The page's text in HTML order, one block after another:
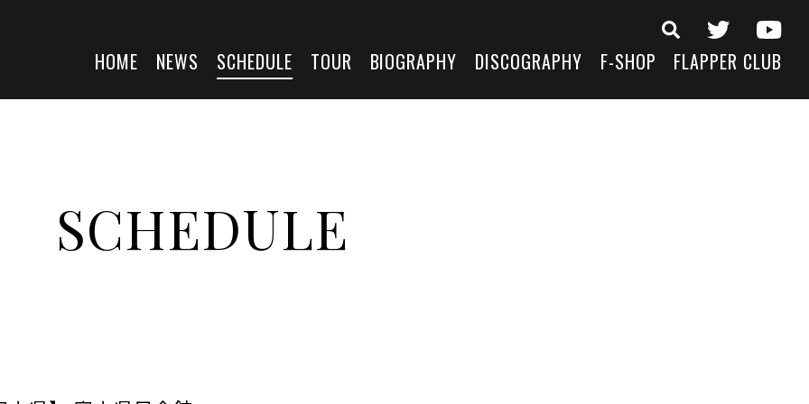
HOME NEWS SCHEDULE TOUR BIOGRAPHY DISCOGRAPHY F-SHOP FLAPPER CLUB
SCHEDULE